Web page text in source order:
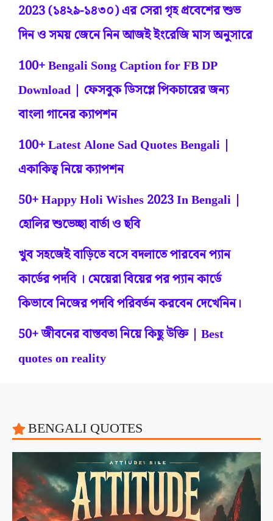
2023 (১৪২৯-১৪৩০) এর সেরা গৃহ প্রবেশের শুভ
দিন ও সময় জেনে নিন আজই ইংরেজি মাস অনুসারে
100+ Bengali Song Caption for FB DP
Download | ফেসবুক ডিসপ্লে পিকচারের জন্য
বাংলা গানের ক্যাপশন
100+ Latest Alone Sad Quotes Bengali |
একাকিত্ব নিয়ে ক্যাপশন
50+ Happy Holi Wishes 2023 In Bengali |
হোলির শুভেচ্ছা বার্তা ও ছবি
খুব সহজেই বাড়িতে বসে বদলাতে পারবেন প্যান
কার্ডের পদবি । মেয়েরা বিয়ের পর প্যান কার্ডে
কিভাবে নিজের পদবি পরিবর্তন করবেন দেখেনিন।
50+ জীবনের বাস্তবতা নিয়ে কিছু উক্তি | Best
quotes on reality
BENGALI QUOTES